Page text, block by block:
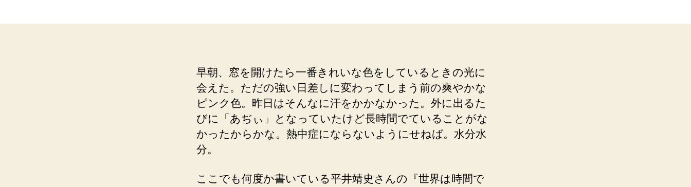
早朝、窓を開けたら一番きれいな色をしているときの光に
会えた。ただの強い日差しに変わってしまう前の爽やかな
ピンク色。昨日はそんなに汗をかかなかった。外に出るた
びに「あぢぃ」となっていたけど長時間でていることがな
かったからかな。熱中症にならないようにせねば。水分水
分。
ここでも何度か書いている平井靖史さんの『世界は時間で